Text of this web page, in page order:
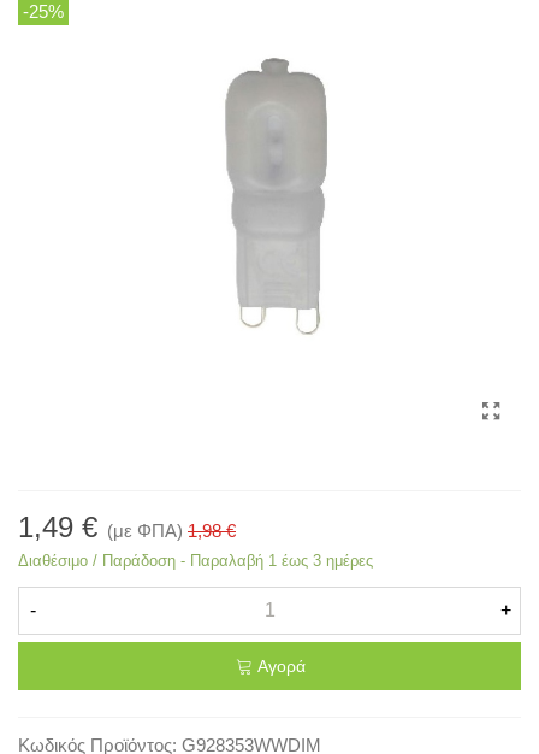
-25%
1,49 € (με ΦΠΑ) 1,98 €
Διαθέσιμο / Παράδοση - Παραλαβή 1 έως 3 ημέρες
- +
Αγορά
Κωδικός Προϊόντος: G928353WWDIM